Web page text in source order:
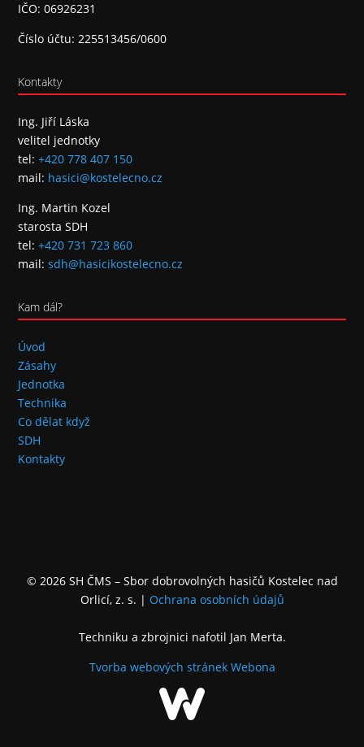
OpenStreetMapcontributors
IČO: 06926231
Číslo účtu: 225513456/0600
Kontakty
Ing. Jiří Láska
velitel jednotky
tel:+420 778 407 150
mail: hasici@kostelecno.cz
Ing. Martin Kozel
starosta SDH
tel:+420 731 723 860
mail:sdh@hasicikostelecno.cz
Kam dál?
Úvod
Zásahy
Jednotka
Technika
Co dělat když
SDH
Kontakty
© 2026 SH ČMS – Sbor dobrovolných hasičů Kostelec nad
Orlicí, z. s. | Ochrana osobních údajů
Techniku a zbrojnici nafotil Jan Merta.
Tvorba webových stránek Webona